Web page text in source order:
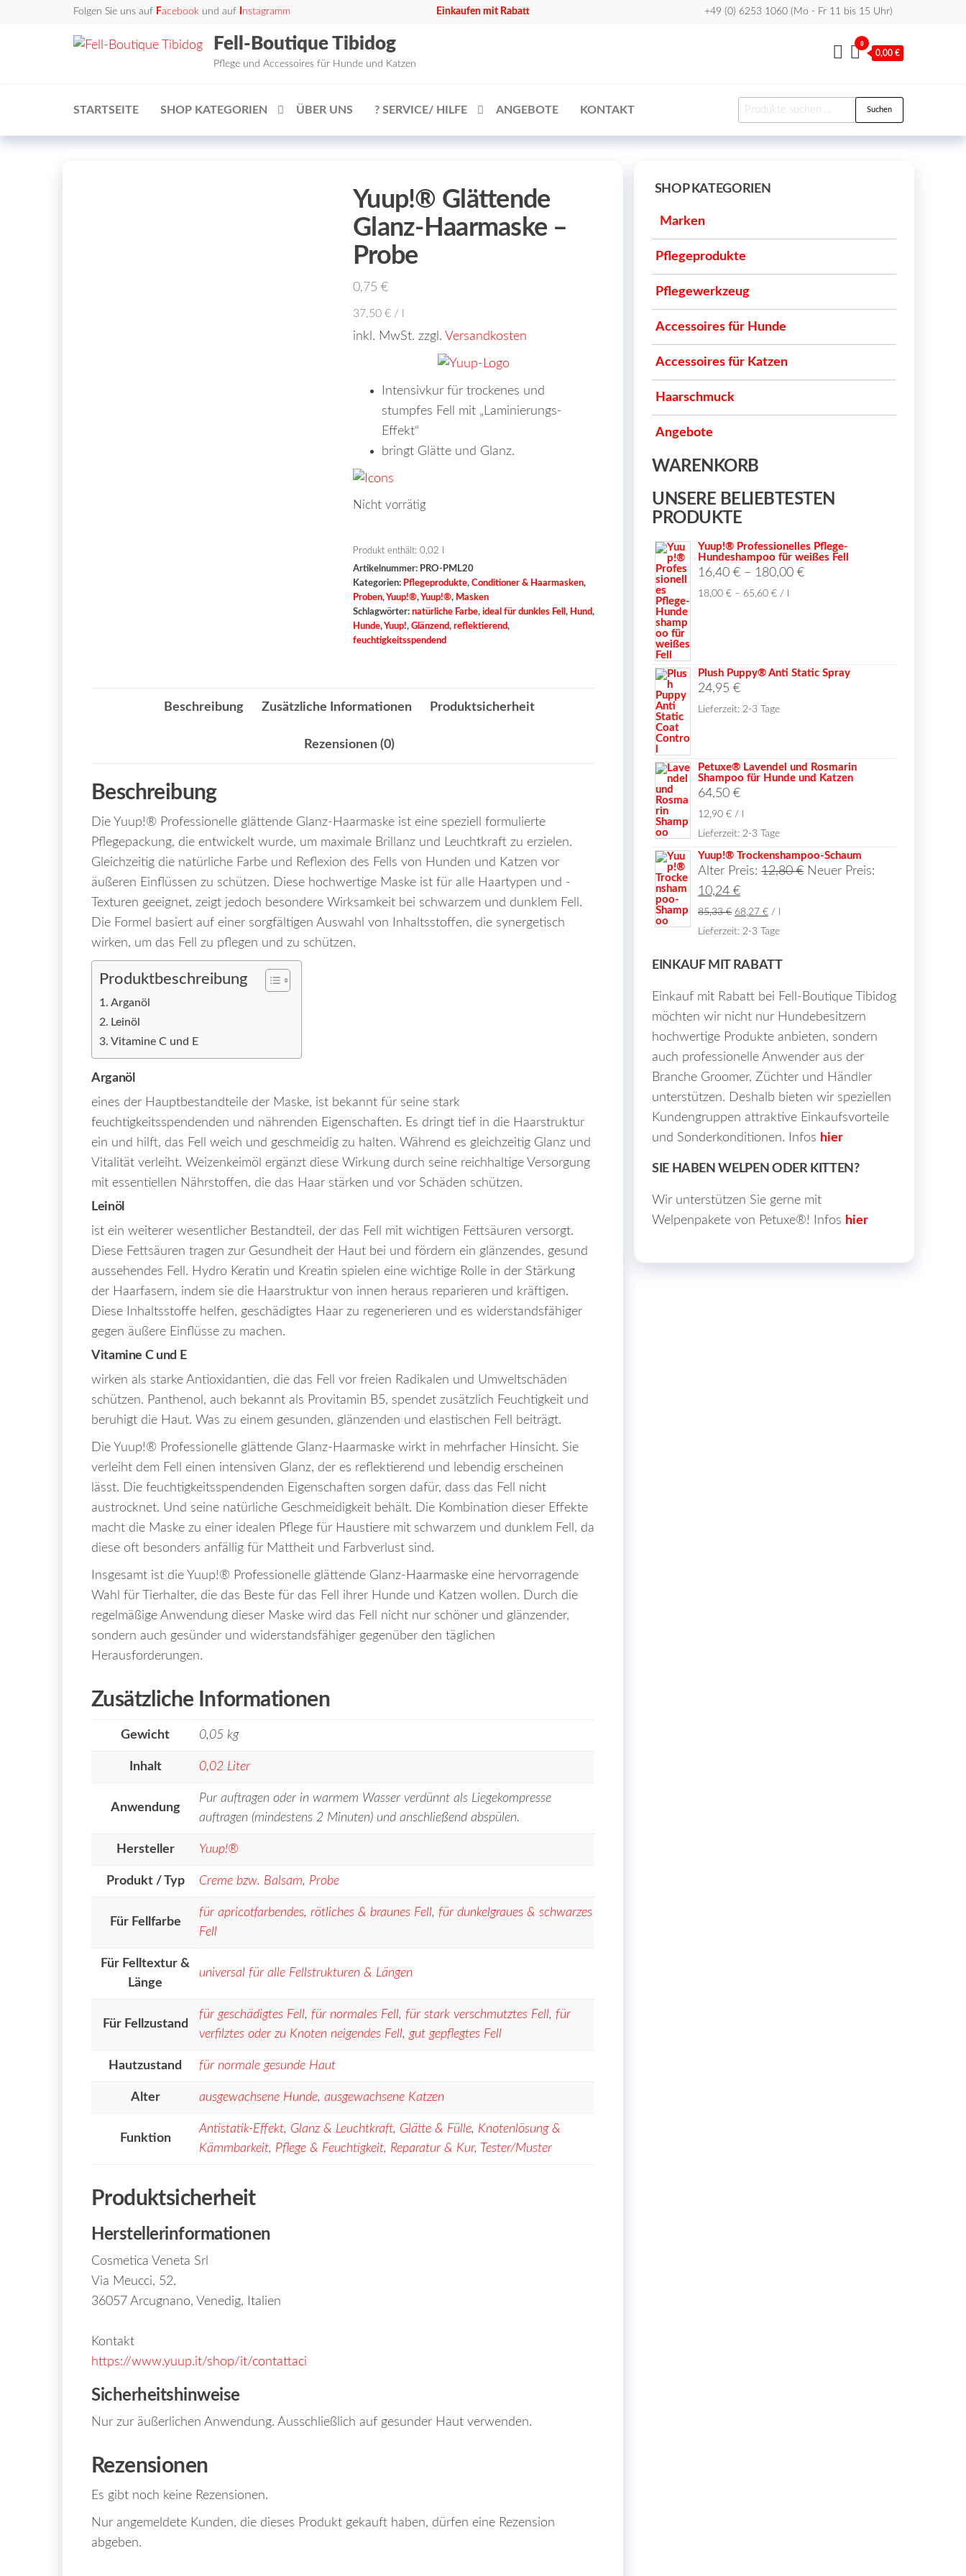
Folgen Sie uns auf Facebook und auf nstagramm Einkaufen mit Rabatt +49 (0) 6253 1060 (Mo - Fr 11 bis 15 Uhr)
Fell-Boutique Tibidog
Pflege und Accessoires für Hunde und Katzen
0
0,00 €
STARTSEITE SHOP KATEGORIEN ÜBER UNS ? SERVICE/ HILFE ANGEBOTE KONTAKT
Suchen
nach:
Suchen
Yuup!® Glättende
Glanz-Haarmaske –
Probe
0,75 €
37,50 € /
inkl. MwSt. zzgl. Versandkosten
Intensivkur für trockenes und
stumpfes Fell mit „Laminierungs-
Effekt“
bringt Glätte und Glanz.
Nicht vorrätig
Produkt enthält: 0,02
Artikelnummer: PRO-PML20
Kategorien: Pflegeprodukte, Conditioner & Haarmasken,
Proben,Yuup!®,Yuup!®, Masken
Schlagwörter: natürliche Farbe, ideal für dunkles Fell , Hund,
Hunde,Yuup!, Glänzend, reflektierend,
feuchtigkeitsspendend
Beschreibung Zusätzliche Informationen Produktsicherheit
Rezensionen (0)
Beschreibung
Die Yuup!® Professionelle glättende Glanz-Haarmaske ist eine speziell formulierte
Pflegepackung, die entwickelt wurde, um maximale Brillanz und Leuchtkraft zu erzielen.
Gleichzeitig die natürliche Farbe und Reflexion des Fells von Hunden und Katzen vor
äußeren Einflüssen zu schützen. Diese hochwertige Maske ist für alle Haartypen und -
Texturen geeignet, zeigt jedoch besondere Wirksamkeit bei schwarzem und dunklem Fell.
Die Formel basiert auf einer sorgfältigen Auswahl von Inhaltsstoffen, die synergetisch
wirken, um das Fell zu pflegen und zu schützen.
Produktbeschreibung
Arganöl
Leinöl
Vitamine C und E
Arganöl
eines der Hauptbestandteile der Maske, ist bekannt für seine stark
feuchtigkeitsspendenden und nährenden Eigenschaften. Es dringt tief in die Haarstruktur
ein und hilft, das Fell weich und geschmeidig zu halten. Während es gleichzeitig Glanz und
Vitalität verleiht. Weizenkeimöl ergänzt diese Wirkung durch seine reichhaltige Versorgung
mit essentiellen Nährstoffen, die das Haar stärken und vor Schäden schützen.
Leinöl
ist ein weiterer wesentlicher Bestandteil, der das Fell mit wichtigen Fettsäuren versorgt.
Diese Fettsäuren tragen zur Gesundheit der Haut bei und fördern ein glänzendes, gesund
aussehendes Fell. Hydro Keratin und Kreatin spielen eine wichtige Rolle in der Stärkung
der Haarfasern, indem sie die Haarstruktur von innen heraus reparieren und kräftigen.
Diese Inhaltsstoffe helfen, geschädigtes Haar zu regenerieren und es widerstandsfähiger
gegen äußere Einflüsse zu machen.
Vitamine C und E
wirken als starke Antioxidantien, die das Fell vor freien Radikalen und Umweltschäden
schützen. Panthenol, auch bekannt als Provitamin B5, spendet zusätzlich Feuchtigkeit und
beruhigt die Haut. Was zu einem gesunden, glänzenden und elastischen Fell beiträgt.
Die Yuup!® Professionelle glättende Glanz-Haarmaske wirkt in mehrfacher Hinsicht. Sie
verleiht dem Fell einen intensiven Glanz, der es reflektierend und lebendig erscheinen
lässt. Die feuchtigkeitsspendenden Eigenschaften sorgen dafür, dass das Fell nicht
austrocknet. Und seine natürliche Geschmeidigkeit behält. Die Kombination dieser Effekte
macht die Maske zu einer idealen Pflege für Haustiere mit schwarzem und dunklem Fell, da
diese oft besonders anfällig für Mattheit und Farbverlust sind.
Insgesamt ist die Yuup!® Professionelle glättende Glanz-Haarmaske eine hervorragende
Wahl für Tierhalter, die das Beste für das Fell ihrer Hunde und Katzen wollen. Durch die
regelmäßige Anwendung dieser Maske wird das Fell nicht nur schöner und glänzender,
sondern auch gesünder und widerstandsfähiger gegenüber den täglichen
Herausforderungen.
Zusätzliche Informationen
Gewicht 0,05 kg
Inhalt 0,02 Liter
Anwendung
Pur auftragen oder in warmem Wasser verdünnt als Liegekompresse
auftragen (mindestens 2 Minuten) und anschließend abspülen.
Hersteller Yuup!®
Produkt / Typ Creme bzw. Balsam, Probe
Für Fellfarbe
für apricotfarbendes, rötliches & braunes Fell, für dunkelgraues & schwarzes
Fell
Für Felltextur &
Länge
universal für alle Fellstrukturen & Längen
Für Fellzustand
für geschädigtes Fell, für normales Fell, für stark verschmutztes Fell, für
verfilztes oder zu Knoten neigendes Fell, gut gepflegtes Fell
Hautzustand für normale gesunde Haut
Alter ausgewachsene Hunde, ausgewachsene Katzen
Funktion
Antistatik-Effekt, Glanz & Leuchtkraft, Glätte & Fülle, Knotenlösung &
Kämmbarkeit, Pflege & Feuchtigkeit, Reparatur & Kur, Tester/Muster
Produktsicherheit
Herstellerinformationen
Cosmetica Veneta Srl
Via Meucci, 52,
36057 Arcugnano, Venedig, Italien
Kontakt
https://www.yuup.it/shop/it/contattaci
Sicherheitshinweise
Nur zur äußerlichen Anwendung. Ausschließlich auf gesunder Haut verwenden.
Rezensionen
Es gibt noch keine Rezensionen.
Nur angemeldete Kunden, die dieses Produkt gekauft haben, dürfen eine Rezension
abgeben.
SHOP KATEGORIEN
Marken
Pflegeprodukte
Pflegewerkzeug
Accessoires für Hunde
Accessoires für Katzen
Haarschmuck
Angebote
WARENKORB
UNSERE BELIEBTESTEN
PRODUKTE
Yuup!® Professionelles Pflege-
Hundeshampoo für weißes Fell
16,40 € – 180,00 €
18,00 € – 65,60 € /
Plush Puppy® Anti Static Spray
24,95 €
Lieferzeit: 2-3 Tage
Petuxe® Lavendel und Rosmarin
Shampoo für Hunde und Katzen
64,50 €
12,90 € /
Lieferzeit: 2-3 Tage
Yuup!® Trockenshampoo-Schaum
Alter Preis: 12,80€ Ursprünglicher
Neuer Preis:
10,24 €Aktueller
Preis
ist:
85,33€ 68,27 € /
Lieferzeit: 2-3 Tage
EINKAUF MIT RABATT
Einkauf mit Rabatt bei Fell-Boutique Tibidog
möchten wir nicht nur Hundebesitzern
hochwertige Produkte anbieten, sondern
auch professionelle Anwender aus der
Branche Groomer, Züchter und Händler
unterstützen. Deshalb bieten wir speziellen
Kundengruppen attraktive Einkaufsvorteile
und Sonderkonditionen. Infos hier
SIE HABEN WELPEN ODER KITTEN?
Wir unterstützen Sie gerne mit
Welpenpakete von Petuxe®! Infos hier